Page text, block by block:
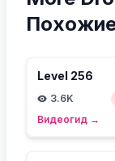
Level 256
3.6K
Видеогид →